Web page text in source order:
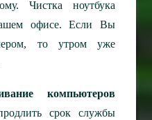
Чистка ноутбука
офисе. Если Вы
то утром уже
компьютеров
срок службы